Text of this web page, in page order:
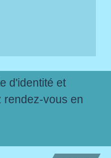
d'identité et
rendez-vous en